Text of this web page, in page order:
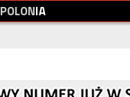
POLONIA